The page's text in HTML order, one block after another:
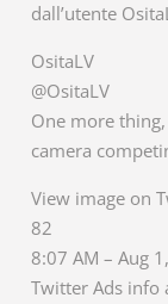
dall’utente
OsitaLV
@OsitaLV
One more
camera
View image on
82
8:07 AM – Aug
Twitter Ads info